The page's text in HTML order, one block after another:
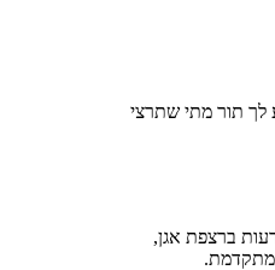
ברצפת אגן,
מתקדמת.